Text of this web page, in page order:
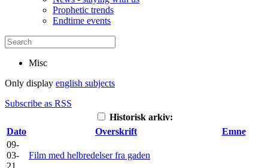
Prophetic trends
Endtime events
Misc
Only display english subjects
Subscribe as RSS
Historisk arkiv:
Dato
Overskrift
Emne
09-
03-
21
Film med helbredelser fra gaden